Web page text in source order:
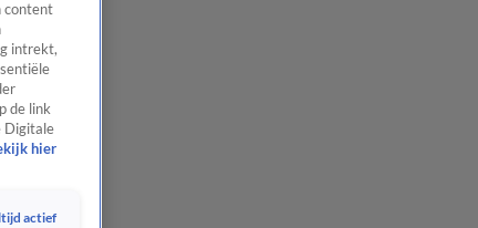
content
intrekt,
de link
Digitale
hier
actief